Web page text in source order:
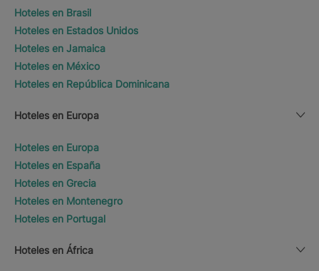
Hoteles en Brasil
Hoteles en Estados Unidos
Hoteles en Jamaica
Hoteles en México
Hoteles en República Dominicana
Hoteles en Europa
Hoteles en Europa
Hoteles en España
Hoteles en Grecia
Hoteles en Montenegro
Hoteles en Portugal
Hoteles en África